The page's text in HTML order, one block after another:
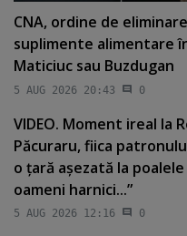
CNA, ordine de
suplimente alimentare
Maticiuc sau Buzdugan
5 AUG 2026 20:43 0
VIDEO. Moment ireal la
Păcuraru, fiica
o ţară aşezată la
oameni harnici...”
5 AUG 2026 12:16 0